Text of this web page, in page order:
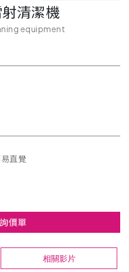
清潔機
equipment
直覺
價單
相關影片